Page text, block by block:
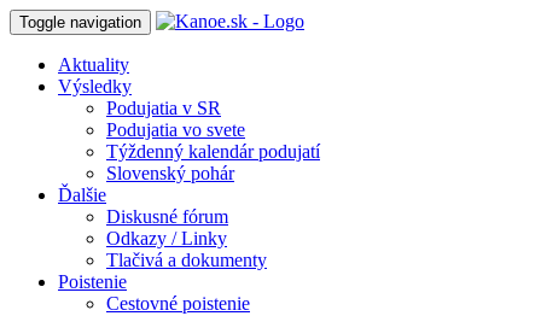
Toggle navigation
Aktuality
Výsledky
Podujatia v SR
Podujatia vo svete
Týždenný kalendár podujatí
Slovenský pohár
Ďalšie
Diskusné fórum
Odkazy / Linky
Tlačivá a dokumenty
Poistenie
Cestovné poistenie